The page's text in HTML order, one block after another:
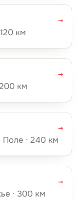
км
→
км
→
· 240 км
→
· 300 км
→